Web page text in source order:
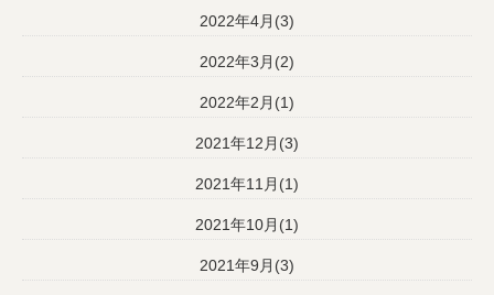
2022年4月(3)
2022年3月(2)
2022年2月(1)
2021年12月(3)
2021年11月(1)
2021年10月(1)
2021年9月(3)